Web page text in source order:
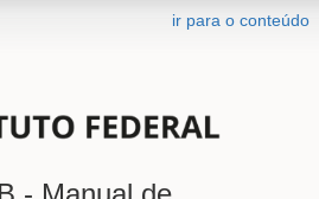
ir para o conteúdo